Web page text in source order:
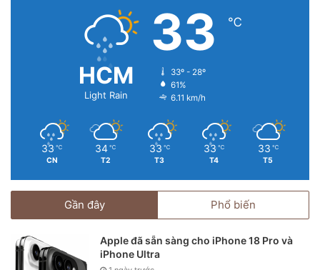
HCM
Light Rain
33 ℃
33º - 28º
61%
6.11 km/h
33 ℃
CN
34 ℃
T2
33 ℃
T3
33 ℃
T4
33 ℃
T5
Gần đây Phổ biến
Apple đã sẵn sàng cho iPhone 18 Pro và
iPhone Ultra